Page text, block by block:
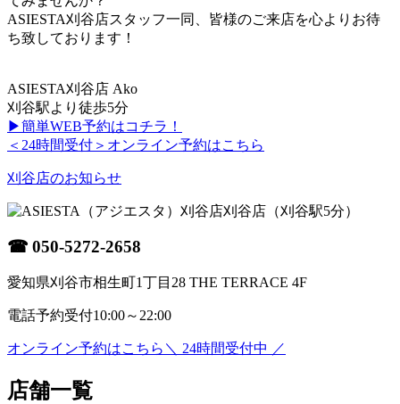
ASIESTA刈谷店スタッフ一同、皆様のご来店を心よりお待
ち致しております！
ASIESTA刈谷店 Ako
刈谷駅より徒歩5分
▶簡単WEB予約はコチラ！
＜24時間受付＞ オンライン予約はこちら
刈谷店のお知らせ
刈谷店 （刈谷駅5分）
☎ 050-5272-2658
愛知県刈谷市相生町1丁目28 THE TERRACE 4F
電話予約受付10:00～22:00
オンライン予約はこちら ＼ 24時間受付中 ／
店舗一覧